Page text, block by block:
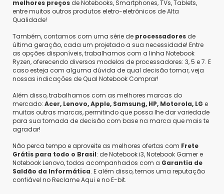
melhores preços de Notebooks, Smartphones, TVs, Tablets,
entre muitos outros produtos eletro-eletrônicos de Alta
Qualidade!
Também, contamos com uma série de processadores de
última geração, cada um projetado a sua necessidade! Entre
as opções disponíveis, trabalhamos com a linha Notebook
Ryzen, oferecendo diversos modelos de processadores: 3, 5 e 7. E
caso esteja com alguma dúvida de qual decisão tomar, veja
nossas indicações de Qual Notebook Comprar!
Além disso, trabalhamos com as melhores marcas do
mercado: Acer, Lenovo, Apple, Samsung, HP, Motorola, LG e
muitas outras marcas, permitindo que possa lhe dar variedade
para sua tomada de decisão com base na marca que mais te
agradar!
Não perca tempo e aproveite as melhores ofertas com Frete
Grátis para todo o Brasil: de Notebook i3, Notebook Gamer e
Notebook Lenovo, todos acompanhados com a Garantia de
Saldão da Informática. E além disso, temos uma reputação
confiável no Reclame Aqui e no E-bit.